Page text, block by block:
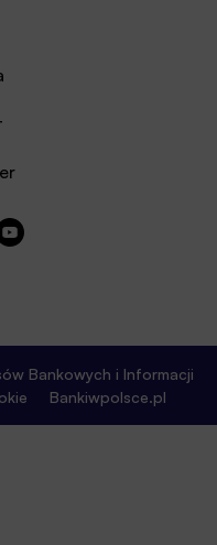
Bankowych i Informacji
Bankiwpolsce.pl